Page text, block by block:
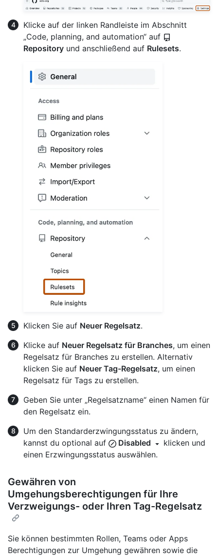
Klicke auf der linken Randleiste im Abschnitt
„Code, planning, and automation“ auf
Repository und anschließend auf Rulesets.
Klicken Sie auf Neuer Regelsatz.
Klicke auf Neuer Regelsatz für Branches, um einen
Regelsatz für Branches zu erstellen. Alternativ
klicken Sie auf Neuer Tag-Regelsatz, um einen
Regelsatz für Tags zu erstellen.
Geben Sie unter „Regelsatzname“ einen Namen für
den Regelsatz ein.
Um den Standarderzwingungsstatus zu ändern,
kannst du optional auf
Disabled
klicken und
einen Erzwingungsstatus auswählen.
Gewähren von
Umgehungsberechtigungen für Ihre
Verzweigungs- oder Ihren Tag-Regelsatz
Sie können bestimmten Rollen, Teams oder Apps
Berechtigungen zur Umgehung gewähren sowie die